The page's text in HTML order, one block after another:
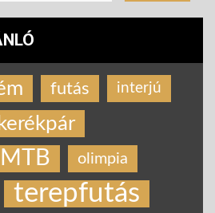
futás interjú
kerékpár
MTB olimpia
terepfutás